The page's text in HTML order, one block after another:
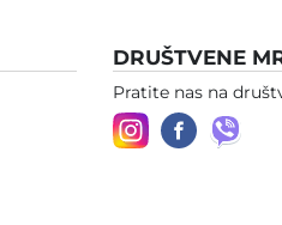
DRUŠTVENE
Pratite nas na